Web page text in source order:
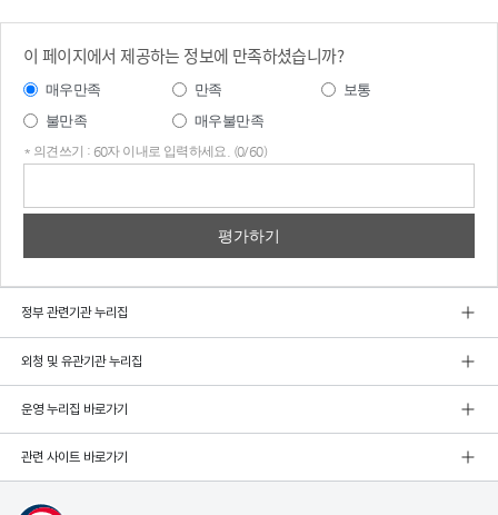
이 페이지에서 제공하는 정보에 만족하셨습니까?
매우만족 만족
보통
불만족
매우불만족
* 의견쓰기 : 60자 이내로 입력하세요. (0/60)
정부 관련기관 누리집
외청 및 유관기관 누리집
운영 누리집 바로가기
관련 사이트 바로가기